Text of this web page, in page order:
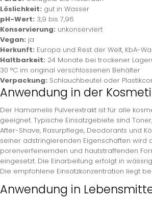
Löslichkeit: gut in Wasser
pH-Wert: 3,9 bis 7,96
Konservierung: unkonserviert
Vegan: ja
Herkunft: Europa und Rest der Welt, KbA-
Haltbarkeit: 24 Monate bei trockener
30 °C im original verschlossenen Behälter
Verpackung: Schlauchbeutel oder
Anwendung in der
Der Hamamelis Pulverextrakt ist für alle
geeignet. Typische Einsatzgebiete sind
After-Shave, Rasurpflege, Deodorants und
seiner adstringierenden Eigenschaften wird
porenverfeinernden und hautstraffenden
eingesetzt. Die Einarbeitung erfolgt in
Die empfohlene Einsatzkonzentration liegt
Anwendung in